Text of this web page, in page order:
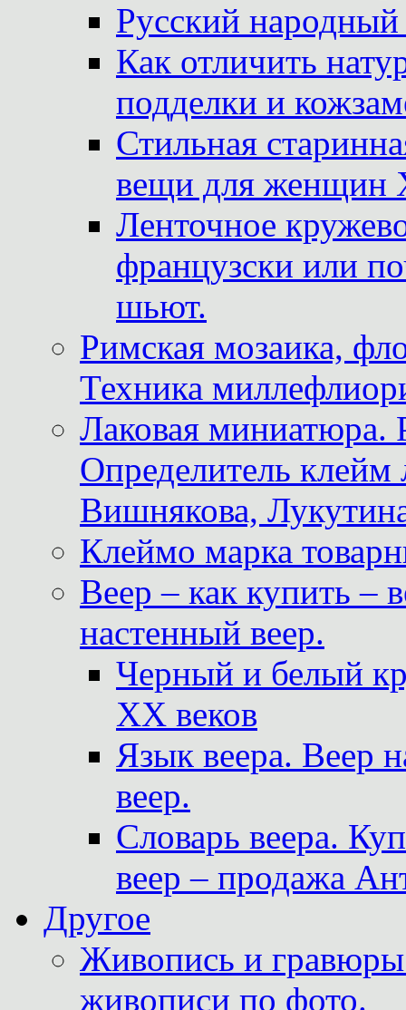
Русский
Как отличить
подделки и
Стильная
вещи для женщин
Ленточное
французски или
шьют.
Римская мозаика,
Техника
Лаковая миниатюра.
Определитель
Вишнякова,
Клеймо марка
Веер – как купить –
настенный веер.
Черный и белый
XX веков
Язык веера. Веер
веер.
Словарь веера.
веер – продажа
Другое
Живопись и
живописи по фото.